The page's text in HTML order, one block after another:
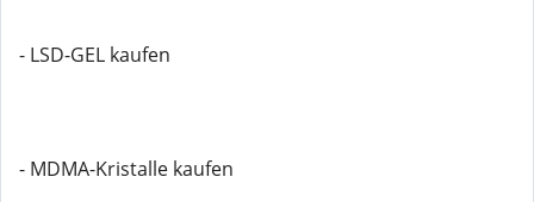
- LSD-GEL kaufen
- MDMA-Kristalle kaufen